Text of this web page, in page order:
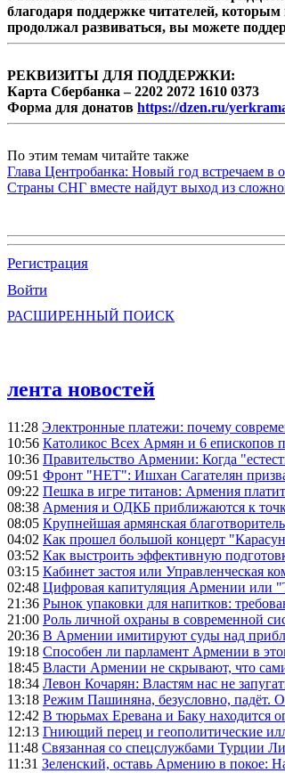
благодаря поддержке читателей,
продолжал развиваться, вы можете
РЕКВИЗИТЫ ДЛЯ ПОДДЕРЖКИ:
Карта Сбербанка – 2202 2072 1610 0373
Форма для донатов https://dzen.ru/
По этим темам читайте также
Глава Центробанка: Новый год встречаем в
Страны СНГ вместе найдут выход из
Регистрация
Войти
РАСШИРЕННЫЙ ПОИСК
лента новостей
11:28 Электронные платежи: почему
10:56 Католикос Всех Армян и 6 епископов
10:36 Правительство Армении: Когда
09:51 Фронт "НЕТ": Ишхан Сагателян
09:22 Пешка в игре титанов: Армения
08:38 Армения и ОДКБ приближаются к
08:05 Крупнейшая армянская
04:02 Как прошел большой концерт
03:52 Как выстроить эффективную
03:15 Кабинет застоя или Управленческая
02:48 Цифровая капитуляция Армении или
21:36 Рынок упаковки для напитков:
21:00 Роль личной охраны в современной
20:36 В Армении имитируют суды над
19:18 Способен ли парламент Армении в
18:45 Власти Армении не скрывают, что
18:34 Левон Кочарян: Властям нас не
13:18 Режим Пашиняна, безусловно, падёт.
12:42 В тюрьмах Еревана и Баку находится
12:13 Гниющий перец и геополитические
11:48 Связанная со спецслужбами Турции
11:31 Зеленский, оставь Армению в покое: